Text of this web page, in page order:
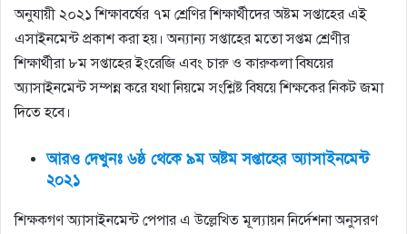
অনুযায়ী ২০২১ শিক্ষাবর্ষের ৭ম শ্রেণির শিক্ষার্থীদের অষ্টম সপ্তাহের এই
এসাইনমেন্ট প্রকাশ করা হয়। অন্যান্য সপ্তাহের মতো সপ্তম শ্রেণীর
শিক্ষার্থীরা ৮ম সপ্তাহের ইংরেজি এবং চারু ও কারুকলা বিষয়ের
অ্যাসাইনমেন্ট সম্পন্ন করে যথা নিয়মে সংশ্লিষ্ট বিষয়ে শিক্ষকের নিকট জমা
দিতে হবে।
আরও দেখুনঃ ৬ষ্ঠ থেকে ৯ম অষ্টম সপ্তাহের অ্যাসাইনমেন্ট
২০২১
শিক্ষকগণ অ্যাসাইনমেন্ট পেপার এ উল্লেখিত মূল্যায়ন নির্দেশনা অনুসরণ